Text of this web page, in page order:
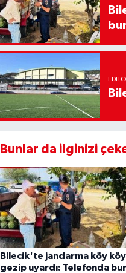
Bunlar da ilginizi
Bilecik'te jandarma köy köy
gezip uyardı: Telefonda